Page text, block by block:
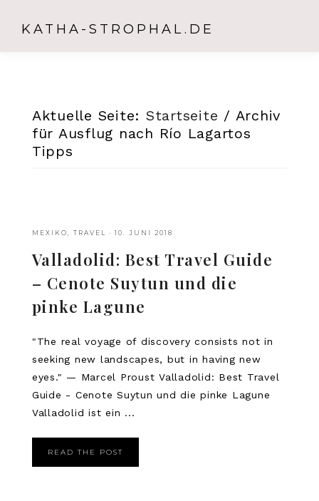
KATHA-STROPHAL.DE
Aktuelle Seite: Startseite / Archiv
für Ausflug nach Río Lagartos
Tipps
MEXIKO TRAVEL ·10. JUNI 2018
Valladolid: Best Travel Guide
– Cenote Suytun und die
pinke Lagune
"The real voyage of discovery consists not in
seeking new landscapes, but in having new
eyes." — Marcel Proust Valladolid: Best Travel
Guide - Cenote Suytun und die pinke Lagune
Valladolid ist ein ...
READ THE POST